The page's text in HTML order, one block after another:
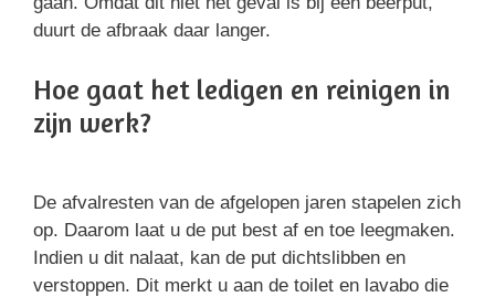
duurt de afbraak daar langer.
Hoe gaat het ledigen en reinigen in
zijn werk?
De afvalresten van de afgelopen jaren stapelen zich
op. Daarom laat u de put best af en toe leegmaken.
Indien u dit nalaat, kan de put dichtslibben en
verstoppen. Dit merkt u aan de toilet en lavabo die